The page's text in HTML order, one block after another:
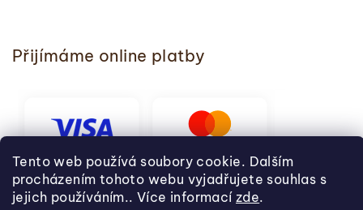
Tento web používá soubory cookie. Dalším
procházením tohoto webu vyjadřujete souhlas s
jejich používáním.. Více informací zde.
Přijímáme online platby